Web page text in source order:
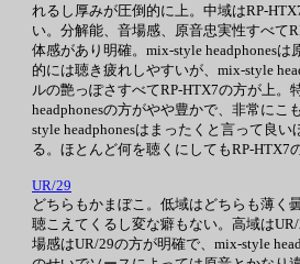
れるし厚みが圧倒的に上。中域はRP-
い。分解能、音場感、原音忠実性すべて
体感があり明確。mix-style headphones
的には聴き疲れしやすいが、mix-style
ルの艶っぽさすべてRP-HTX7の方が上
headphonesの方がやや豊かで、非常に
style headphonesはまったくと言って良
る。ほとんど何を聴くにしてもRP-HTX7
UR/29
どちらもかまぼこ。低域はどちらも薄く
聴こえてくるし変な癖もない。高域は
場感はUR/29の方が明確で、mix-style